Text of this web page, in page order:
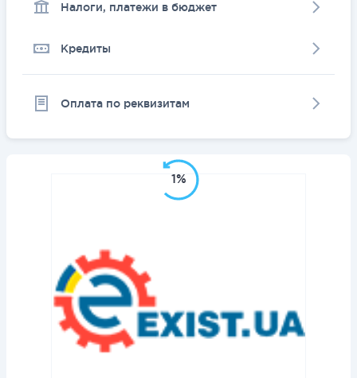
Налоги, платежи в бюджет
Кредиты
Оплата по реквизитам
1%